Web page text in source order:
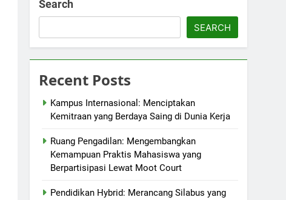
Search
SEARCH
Recent Posts
Kampus Internasional: Menciptakan
Kemitraan yang Berdaya Saing di Dunia Kerja
Ruang Pengadilan: Mengembangkan
Kemampuan Praktis Mahasiswa yang
Berpartisipasi Lewat Moot Court
Pendidikan Hybrid: Merancang Silabus yang